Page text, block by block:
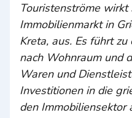
Touristenströme
Immobilienmarkt in
Kreta, aus. Es führt
nach Wohnraum und
Waren und
Investitionen in die
den Immobiliensektor